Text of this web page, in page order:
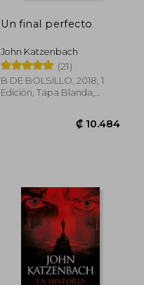
Un final perfecto
John Katzenbach
(21)
B DE BOLSILLO, 2018, 1
Edición, Tapa Blanda,